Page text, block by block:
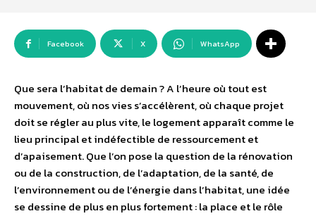
Facebook X WhatsApp
Que sera l’habitat de demain ? A l’heure où tout est
mouvement, où nos vies s’accélèrent, où chaque projet
doit se régler au plus vite, le logement apparaît comme le
lieu principal et indéfectible de ressourcement et
d’apaisement. Que l’on pose la question de la rénovation
ou de la construction, de l’adaptation, de la santé, de
l’environnement ou de l’énergie dans l’habitat, une idée
se dessine de plus en plus fortement : la place et le rôle